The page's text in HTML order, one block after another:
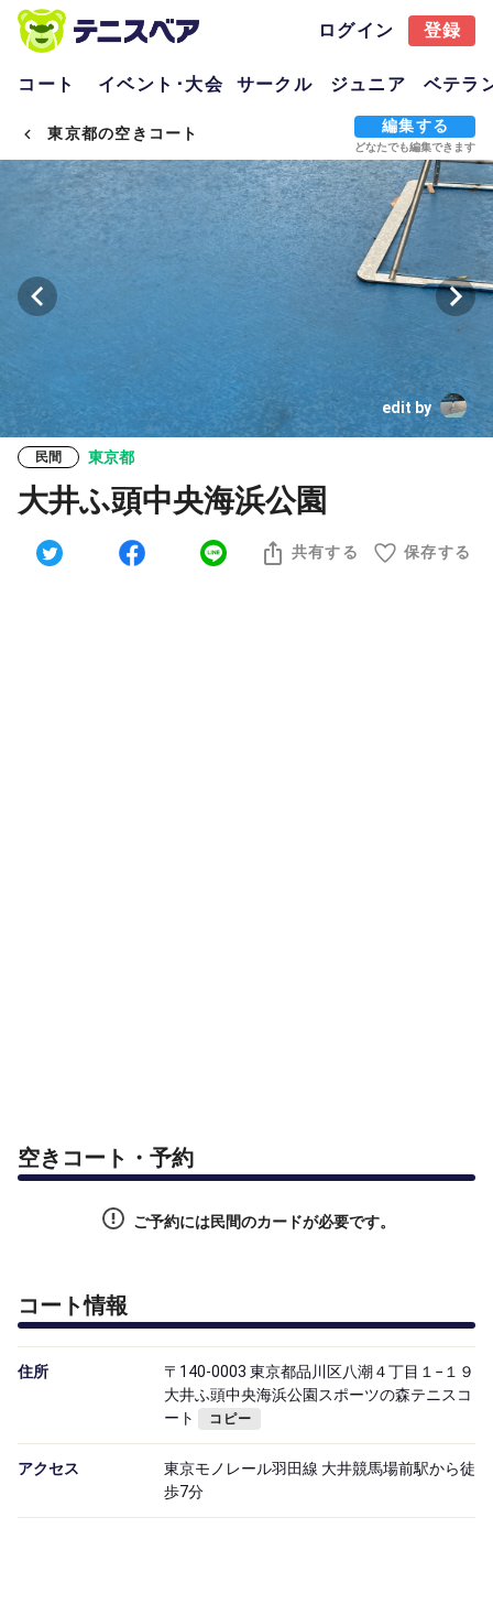
ログイン 登録
コート イベント･大会 サークル ジュニア ベテラ
東京都の空きコート 編集する
どなたでも編集できます
edit by
民間 東京都
大井ふ頭中央海浜公園
共有する 保存する
空きコート・予約
ご予約には民間のカードが必要です。
コート情報
住所
〒140-0003 東京都品川区八潮４丁目１−１９
大井ふ頭中央海浜公園スポーツの森テニスコ
ート
コピー
アクセス
東京モノレール羽田線 大井競馬場前駅から徒
歩7分